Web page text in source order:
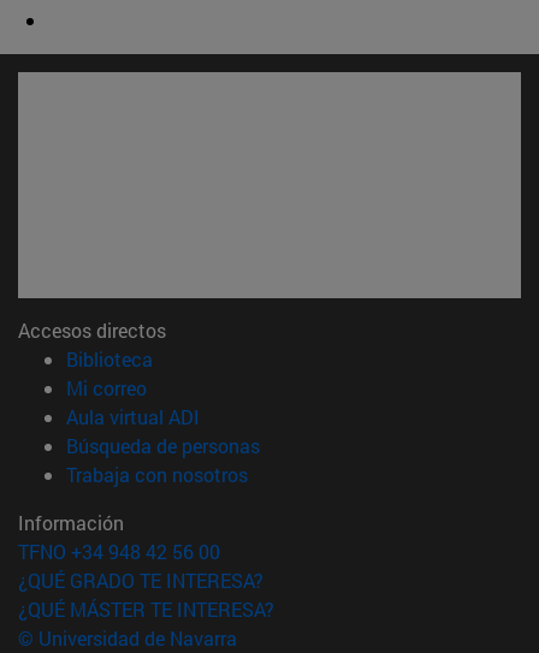
Accesos directos
Biblioteca
Mi correo(abre en nueva ventana)
Aula virtual ADI
Búsqueda de personas(abre en nueva ventana)
Trabaja con nosotros(abre en nueva ventana)
Información
TFNO +34 948 42 56 00
¿QUÉ GRADO TE INTERESA?
¿QUÉ MÁSTER TE INTERESA?
© Universidad de Navarra